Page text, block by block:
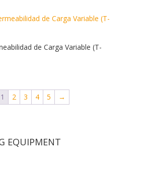
de Carga Variable (T-
1 2 3 4 5 →
EQUIPMENT